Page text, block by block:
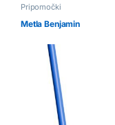
Pripomočki
Metla Benjamin